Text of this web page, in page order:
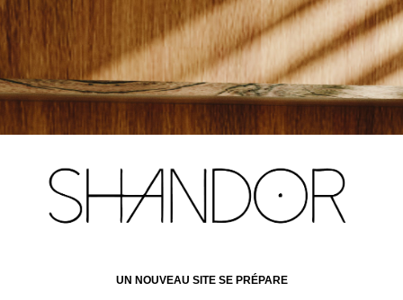
UN NOUVEAU SITE SE PRÉPARE